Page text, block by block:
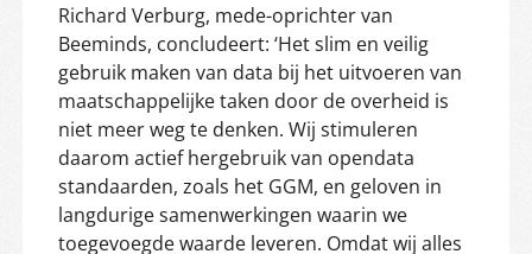
Richard Verburg, mede-oprichter van
Beeminds, concludeert: ‘Het slim en veilig
gebruik maken van data bij het uitvoeren van
maatschappelijke taken door de overheid is
niet meer weg te denken. Wij stimuleren
daarom actief hergebruik van opendata
standaarden, zoals het GGM, en geloven in
langdurige samenwerkingen waarin we
toegevoegde waarde leveren. Omdat wij alles